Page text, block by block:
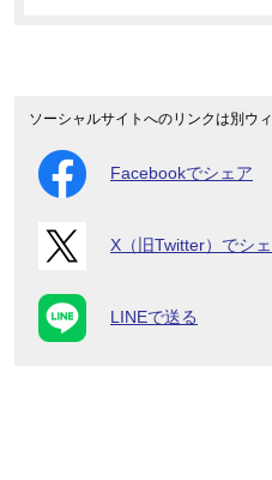
ソーシャルサイトへのリンクは別ウ
Facebookでシェア
X（旧Twitter）でシ
LINEで送る